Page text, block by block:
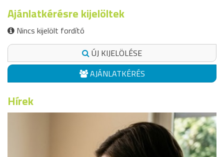
Ajánlatkérésre kijelöltek
Nincs kijelölt fordító
ÚJ KIJELÖLÉSE
AJÁNLATKÉRÉS
Hírek